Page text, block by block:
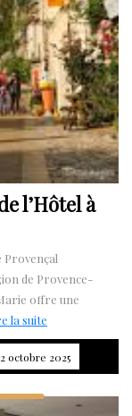
l’Hôtel à
Provençal
de Provence-
offre une
la suite
la
suite
octobre 2025